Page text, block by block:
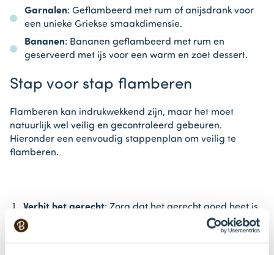
Garnalen: Geflambeerd met rum of anijsdrank voor
een unieke Griekse smaakdimensie.
Bananen: Bananen geflambeerd met rum en
geserveerd met ijs voor een warm en zoet dessert.
Stap voor stap flamberen
Flamberen kan indrukwekkend zijn, maar het moet
natuurlijk wel veilig en gecontroleerd gebeuren.
Hieronder een eenvoudig stappenplan om veilig te
flamberen.
Verhit het gerecht: Zorg dat het gerecht goed heet is
in de pan.